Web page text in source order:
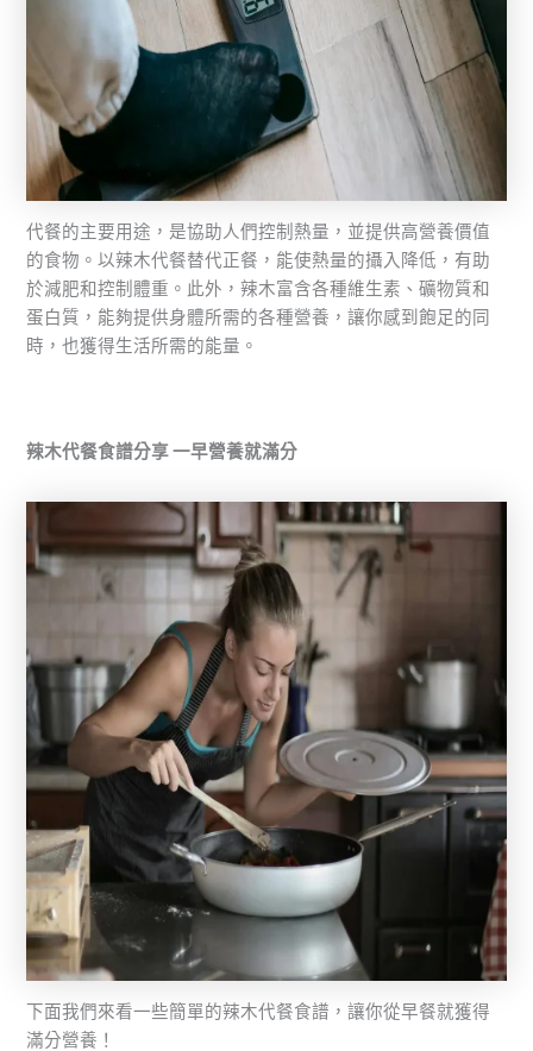
代餐的主要用途，是協助人們控制熱量，並提供高營養價值
的食物。以辣木代餐替代正餐，能使熱量的攝入降低，有助
於減肥和控制體重。此外，辣木富含各種維生素、礦物質和
蛋白質，能夠提供身體所需的各種營養，讓你感到飽足的同
時，也獲得生活所需的能量。
辣木代餐食譜分享 一早營養就滿分
下面我們來看一些簡單的辣木代餐食譜，讓你從早餐就獲得
滿分營養！